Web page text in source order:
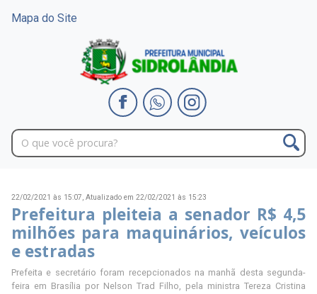
Mapa do Site
22/02/2021 às 15:07, Atualizado em 22/02/2021 às 15:23
Prefeitura pleiteia a senador R$ 4,5
milhões para maquinários, veículos
e estradas
Prefeita e secretário foram recepcionados na manhã desta segunda-
feira em Brasília por Nelson Trad Filho, pela ministra Tereza Cristina